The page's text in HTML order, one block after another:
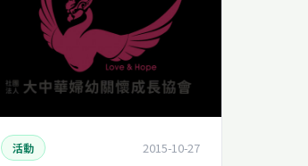
活動 2015-10-27